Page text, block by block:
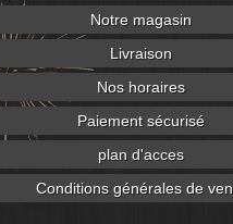
Notre magasin
Livraison
Nos horaires
Paiement sécurisé
plan d'acces
Conditions générales de